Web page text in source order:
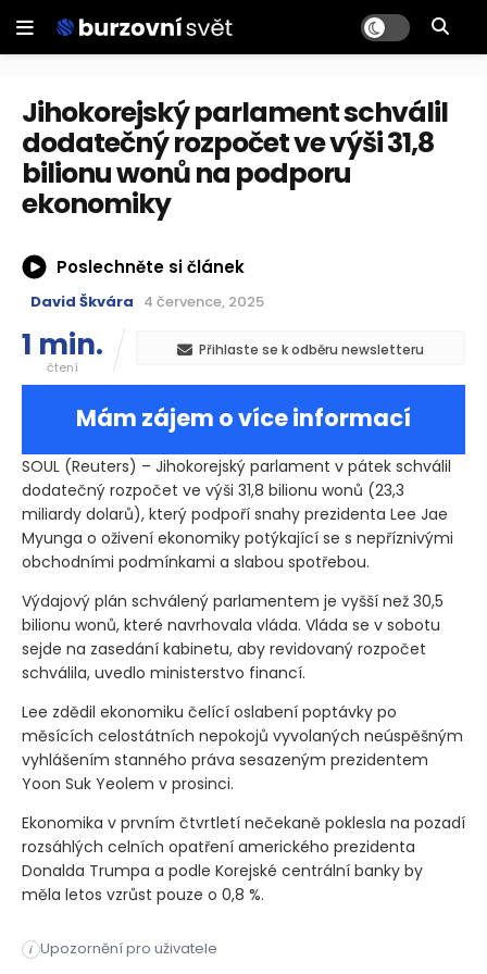
Jihokorejský parlament schválil
dodatečný rozpočet ve výši 31,8
bilionu wonů na podporu
ekonomiky
Poslechněte si článek
David Škvára 4 července, 2025
1 min.
čtení
Přihlaste se k odběru newsletteru
Mám zájem o více informací
SOUL (Reuters) – Jihokorejský parlament v pátek schválil
dodatečný rozpočet ve výši 31,8 bilionu wonů (23,3
miliardy dolarů), který podpoří snahy prezidenta Lee Jae
Myunga o oživení ekonomiky potýkající se s nepříznivými
obchodními podmínkami a slabou spotřebou.
Výdajový plán schválený parlamentem je vyšší než 30,5
bilionu wonů, které navrhovala vláda. Vláda se v sobotu
sejde na zasedání kabinetu, aby revidovaný rozpočet
schválila, uvedlo ministerstvo financí.
Lee zdědil ekonomiku čelící oslabení poptávky po
měsících celostátních nepokojů vyvolaných neúspěšným
vyhlášením stanného práva sesazeným prezidentem
Yoon Suk Yeolem v prosinci.
Ekonomika v prvním čtvrtletí nečekaně poklesla na pozadí
rozsáhlých celních opatření amerického prezidenta
Donalda Trumpa a podle Korejské centrální banky by
měla letos vzrůst pouze o 0,8 %.
i Upozornění pro uživatele